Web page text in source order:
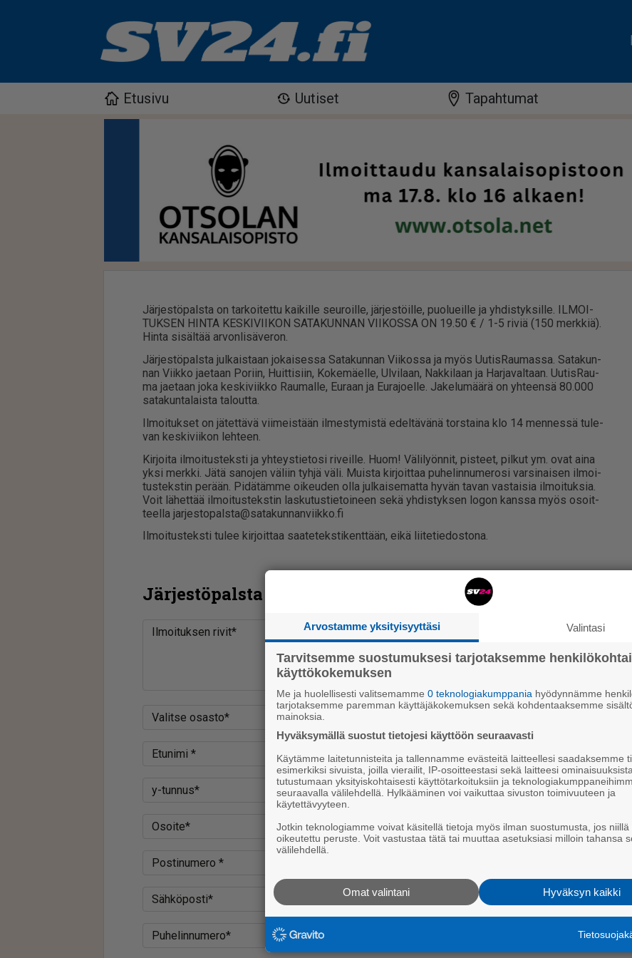
Etusivu Uutiset Tapahtumat
Jär­jes­tö­pals­ta on tar­koi­tet­tu kai­kil­le seu­roil­le, jär­jes­töil­le, puo­lu­eil­le ja yh­dis­tyk­sil­le. IL­MOI­
TUK­SEN HIN­TA KES­KI­VII­KON SA­TA­KUN­NAN VII­KOS­SA ON 19.50 € / 1-5 ri­viä (150 merk­kiä).
Hin­ta si­säl­tää ar­von­li­sä­ve­ron.
Jär­jes­tö­pals­ta jul­kais­taan jo­kai­ses­sa Sa­ta­kun­nan Vii­kos­sa ja myös Uu­tis­Rau­mas­sa. Sa­ta­kun­
nan Viik­ko ja­e­taan Po­riin, Huit­ti­siin, Ko­ke­mä­el­le, Ul­vi­laan, Nak­ki­laan ja Har­ja­val­taan. Uu­tis­Rau­
ma ja­e­taan joka kes­ki­viik­ko Rau­mal­le, Eu­raan ja Eu­ra­jo­el­le. Ja­ke­lu­mää­rä on yh­teen­sä 80.000
sa­ta­kun­ta­lais­ta ta­lout­ta.
Il­moi­tuk­set on jä­tet­tä­vä vii­meis­tään il­mes­ty­mis­tä edel­tä­vä­nä tors­tai­na klo 14 men­nes­sä tu­le­
van kes­ki­vii­kon leh­teen.
Kir­joi­ta il­moi­tus­teks­ti ja yh­teys­tie­to­si ri­veil­le. Huom! Vä­li­lyön­nit, pis­teet, pil­kut ym. ovat ai­na
yk­si merk­ki. Jätä sa­no­jen vä­liin tyh­jä väli. Muis­ta kir­joit­taa pu­he­lin­nu­me­ro­si var­si­nai­sen il­moi­
tus­teks­tin pe­rään. Pi­dä­täm­me oi­keu­den ol­la jul­kai­se­mat­ta hy­vän ta­van vas­tai­sia il­moi­tuk­sia.
Voit lä­het­tää il­moi­tus­teks­tin las­ku­tus­tie­toi­neen sekä yh­dis­tyk­sen lo­gon kans­sa myös osoit­
teel­la jar­jes­to­pals­ta@sa­ta­kun­nan­viik­ko.fi
Il­moi­tus­teks­ti tu­lee kir­joit­taa saa­te­teks­ti­kent­tään, ei­kä lii­te­tie­dos­to­na.
Järjestöpalsta
Ilmoituksen rivit*
Valitse osasto*
Etunimi * Sukunimi *
y-tunnus*
Osoite*
Postinumero *
Sähköposti*
Puhelinnumero*
Arvostamme yksityisyyttäsi Valintasi
Tarvitsemme suostumuksesi tarjotaksemme
käyttökokemuksen
Me ja huolellisesti valitsemamme 0 teknologiakumppania hyödynnämme
tarjotaksemme paremman käyttäjäkokemuksen sekä kohdentaaksemme
mainoksia.
Hyväksymällä suostut tietojesi käyttöön seuraavasti
Käytämme laitetunnisteita ja tallennamme evästeitä laitteellesi saadaksemme
esimerkiksi sivuista, joilla vierailit, IP-osoitteestasi sekä laitteesi
tutustumaan yksityiskohtaisesti käyttötarkoituksiin ja
seuraavalla välilehdellä. Hylkääminen voi vaikuttaa sivuston toimivuuteen ja
käytettävyyteen.
Jotkin teknologiamme voivat käsitellä tietoja myös ilman suostumusta, jos niillä
oikeutettu peruste. Voit vastustaa tätä tai muuttaa asetuksiasi milloin tahansa
välilehdellä.
Hyväksyn kaikki
Omat valintani